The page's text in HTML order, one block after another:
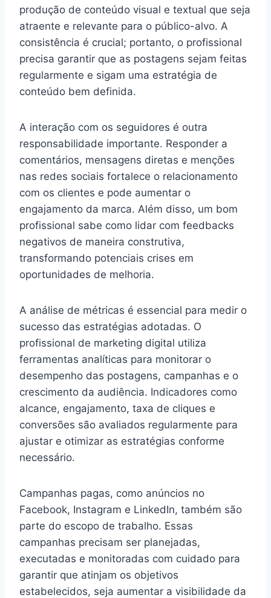
produção de conteúdo visual e textual que seja
atraente e relevante para o público-alvo. A
consistência é crucial; portanto, o profissional
precisa garantir que as postagens sejam feitas
regularmente e sigam uma estratégia de
conteúdo bem definida.
A interação com os seguidores é outra
responsabilidade importante. Responder a
comentários, mensagens diretas e menções
nas redes sociais fortalece o relacionamento
com os clientes e pode aumentar o
engajamento da marca. Além disso, um bom
profissional sabe como lidar com feedbacks
negativos de maneira construtiva,
transformando potenciais crises em
oportunidades de melhoria.
A análise de métricas é essencial para medir o
sucesso das estratégias adotadas. O
profissional de marketing digital utiliza
ferramentas analíticas para monitorar o
desempenho das postagens, campanhas e o
crescimento da audiência. Indicadores como
alcance, engajamento, taxa de cliques e
conversões são avaliados regularmente para
ajustar e otimizar as estratégias conforme
necessário.
Campanhas pagas, como anúncios no
Facebook, Instagram e LinkedIn, também são
parte do escopo de trabalho. Essas
campanhas precisam ser planejadas,
executadas e monitoradas com cuidado para
garantir que atinjam os objetivos
estabelecidos, seja aumentar a visibilidade da